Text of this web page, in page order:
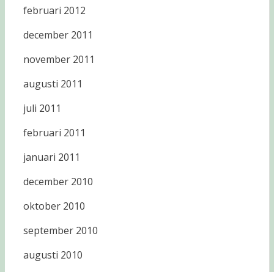
februari 2012
december 2011
november 2011
augusti 2011
juli 2011
februari 2011
januari 2011
december 2010
oktober 2010
september 2010
augusti 2010